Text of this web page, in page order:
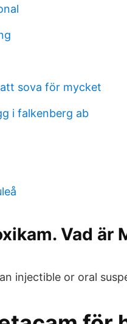
sova för mycket
i falkenberg ab
Vad är
injectible or oral